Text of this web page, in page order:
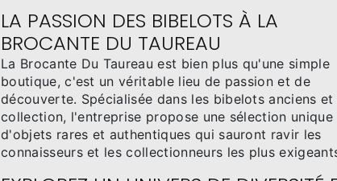
LA PASSION DES BIBELOTS À LA
BROCANTE DU TAUREAU
La Brocante Du Taureau est bien plus qu'une simple
boutique, c'est un véritable lieu de passion et de
découverte. Spécialisée dans les bibelots anciens et
collection, l'entreprise propose une sélection unique
d'objets rares et authentiques qui sauront ravir les
connaisseurs et les collectionneurs les plus